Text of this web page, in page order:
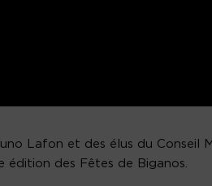
Lafon et des élus du Conseil
édition des Fêtes de Biganos.